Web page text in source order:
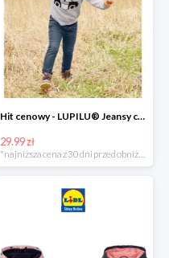
Hit cenowy - LUPILU® Jeansy chłopięce slim fit
29.99 zł